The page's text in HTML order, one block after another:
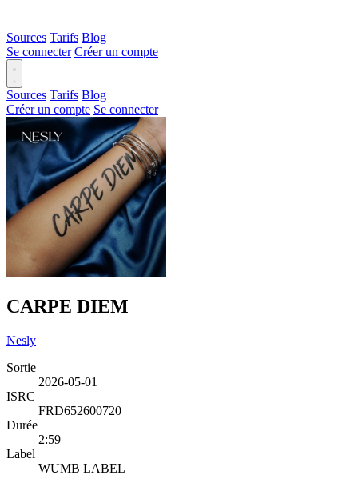
Sources Tarifs Blog
Se connecter Créer un compte
Sources Tarifs Blog
Créer un compte Se connecter
CARPE DIEM
Nesly
Sortie
2026-05-01
ISRC
FRD652600720
Durée
2:59
Label
WUMB LABEL